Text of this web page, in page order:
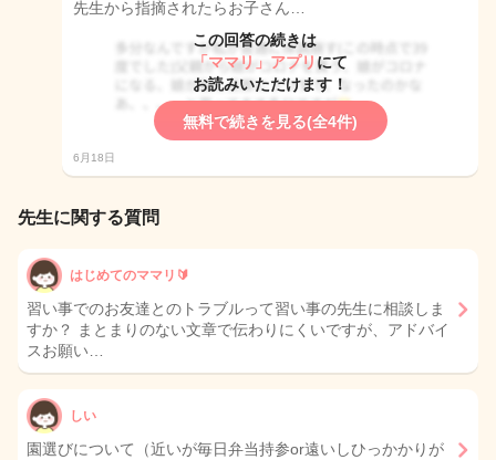
先生から指摘されたらお子さん…
この回答の続きは
「ママリ」アプリ にて
お読みいただけます！
無料で続きを見る(全4件)
6月18日
先生に関する質問
はじめてのママリ🔰
習い事でのお友達とのトラブルって習い事の先生に相談しま
すか？ まとまりのない文章で伝わりにくいですが、アドバイ
スお願い…
しい
園選びについて（近いが毎日弁当持参or遠いしひっかかりが